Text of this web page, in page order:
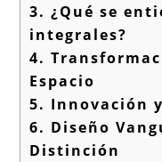
3. ¿Qué se
integrales?
4.
Espacio
5. Innovación
6. Diseño
Distinción